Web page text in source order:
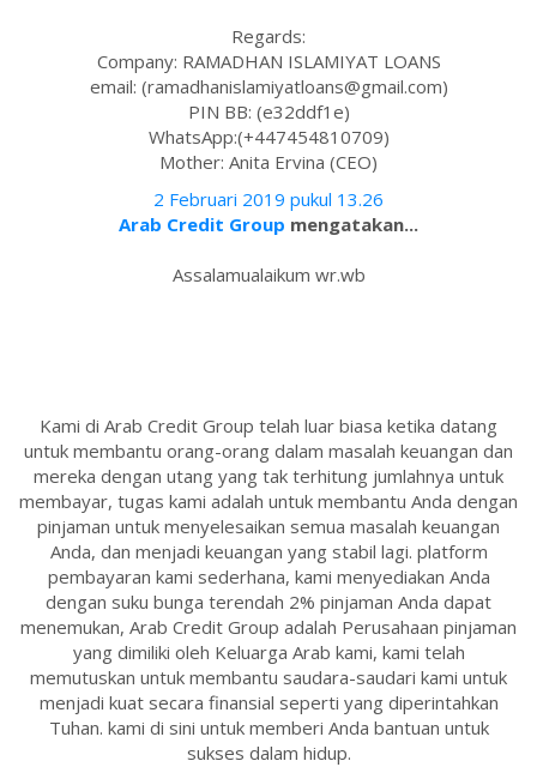
Regards:
Company: RAMADHAN ISLAMIYAT LOANS
email: (ramadhanislamiyatloans@gmail.com)
PIN BB: (e32ddf1e)
WhatsApp:(+447454810709)
Mother: Anita Ervina (CEO)
2 Februari 2019 pukul 13.26
Arab Credit Group mengatakan...
Assalamualaikum wr.wb
Kami di Arab Credit Group telah luar biasa ketika datang
untuk membantu orang-orang dalam masalah keuangan dan
mereka dengan utang yang tak terhitung jumlahnya untuk
membayar, tugas kami adalah untuk membantu Anda dengan
pinjaman untuk menyelesaikan semua masalah keuangan
Anda, dan menjadi keuangan yang stabil lagi. platform
pembayaran kami sederhana, kami menyediakan Anda
dengan suku bunga terendah 2% pinjaman Anda dapat
menemukan, Arab Credit Group adalah Perusahaan pinjaman
yang dimiliki oleh Keluarga Arab kami, kami telah
memutuskan untuk membantu saudara-saudari kami untuk
menjadi kuat secara finansial seperti yang diperintahkan
Tuhan. kami di sini untuk memberi Anda bantuan untuk
sukses dalam hidup.